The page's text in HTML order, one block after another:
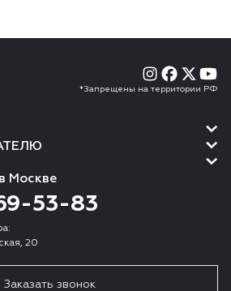
*Запрещены на территории РФ
Москве
53-83
20
Заказать звонок